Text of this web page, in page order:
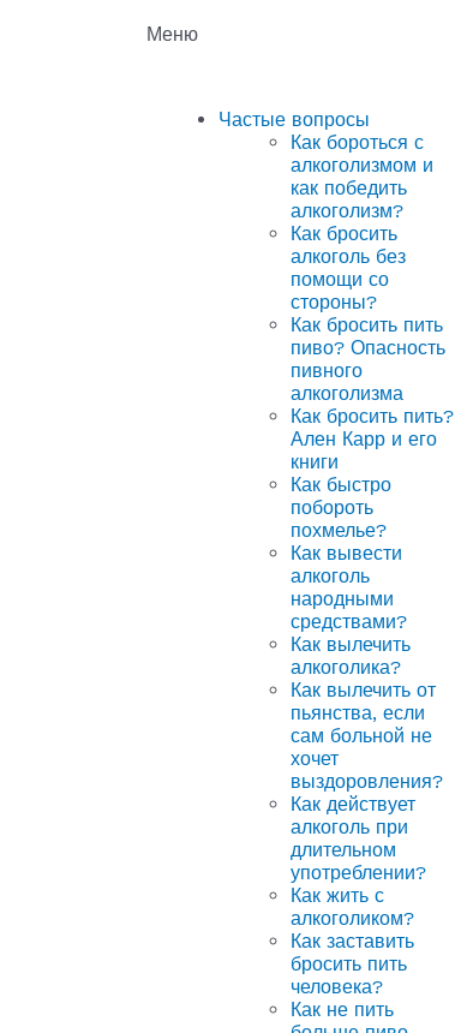
Меню
Частые вопросы
Как бороться с
алкоголизмом и
как победить
алкоголизм?
Как бросить
алкоголь без
помощи со
стороны?
Как бросить пить
пиво? Опасность
пивного
алкоголизма
Как бросить пить?
Ален Карр и его
книги
Как быстро
побороть
похмелье?
Как вывести
алкоголь
народными
средствами?
Как вылечить
алкоголика?
Как вылечить от
пьянства, если
сам больной не
хочет
выздоровления?
Как действует
алкоголь при
длительном
употреблении?
Как жить с
алкоголиком?
Как заставить
бросить пить
человека?
Как не пить